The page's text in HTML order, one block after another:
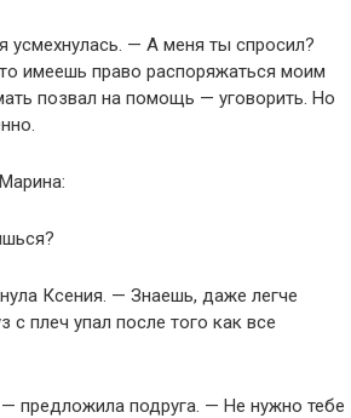
— А меня ты спросил?
имеешь право распоряжаться моим
позвал на помощь — уговорить. Но
Ксения. — Знаешь, даже легче
с плеч упал после того как все
предложила подруга. — Не нужно тебе